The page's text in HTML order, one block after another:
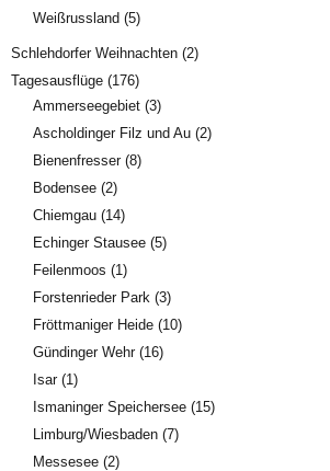
Weißrussland (5)
Schlehdorfer Weihnachten (2)
Tagesausflüge (176)
Ammerseegebiet (3)
Ascholdinger Filz und Au (2)
Bienenfresser(8)
Bodensee (2)
Chiemgau (14)
Echinger Stausee (5)
Feilenmoos (1)
Forstenrieder Park (3)
Fröttmaniger Heide (10)
Gündinger Wehr(16)
Isar(1)
Ismaninger Speichersee (15)
Limburg/Wiesbaden (7)
Messesee (2)